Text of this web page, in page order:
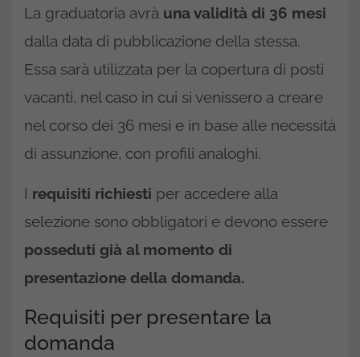
La graduatoria avrà una validità di 36 mesi
dalla data di pubblicazione della stessa.
Essa sarà utilizzata per la copertura di posti
vacanti, nel caso in cui si venissero a creare
nel corso dei 36 mesi e in base alle necessità
di assunzione, con profili analoghi.
I requisiti richiesti per accedere alla
selezione sono obbligatori e devono essere
posseduti già al momento di
presentazione della domanda.
Requisiti per presentare la
domanda